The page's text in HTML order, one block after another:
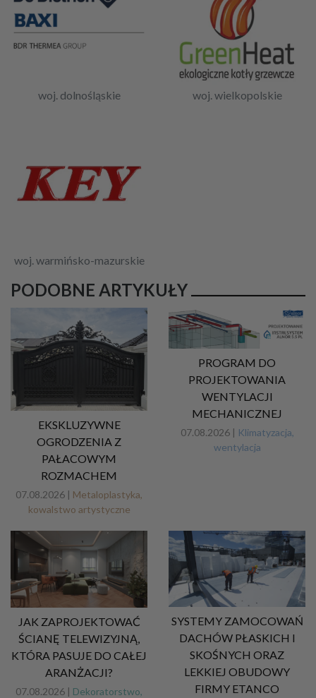
woj. dolnośląskie woj. wielkopolskie
woj. warmińsko-mazurskie
PODOBNE ARTYKUŁY
EKSKLUZYWNE
OGRODZENIA Z
PAŁACOWYM
ROZMACHEM
07.08.2026 | Metaloplastyka,
kowalstwo artystyczne
PROGRAM DO
PROJEKTOWANIA
WENTYLACJI
MECHANICZNEJ
07.08.2026 | Klimatyzacja,
wentylacja
JAK ZAPROJEKTOWAĆ
ŚCIANĘ TELEWIZYJNĄ,
KTÓRA PASUJE DO CAŁEJ
ARANŻACJI?
07.08.2026 | Dekoratorstwo,
SYSTEMY ZAMOCOWAŃ
DACHÓW PŁASKICH I
SKOŚNYCH ORAZ
LEKKIEJ OBUDOWY
FIRMY ETANCO